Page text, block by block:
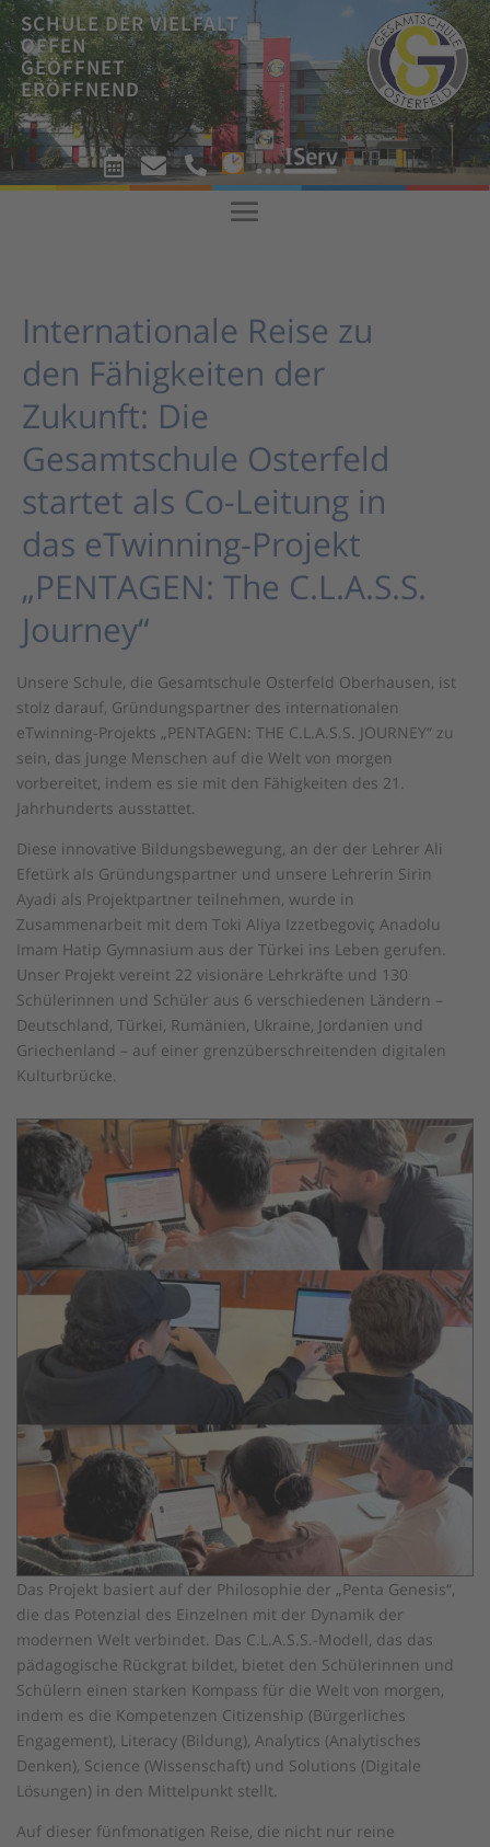
SCHULE DER VIELFALT
OFFEN
GEÖFFNET
ERÖFFNEND
   ! !
Internationale Reise zu
den Fähigkeiten der
Zukunft: Die
Gesamtschule Osterfeld
startet als Co-Leitung in
das eTwinning-Projekt
„PENTAGEN: The C.L.A.S.S.
Journey“
Unsere Schule, die Gesamtschule Osterfeld Oberhausen, ist
stolz darauf, Gründungspartner des internationalen
eTwinning-Projekts „PENTAGEN: THE C.L.A.S.S. JOURNEY“ zu
sein, das junge Menschen auf die Welt von morgen
vorbereitet, indem es sie mit den Fähigkeiten des 21.
Jahrhunderts ausstattet.
Diese innovative Bildungsbewegung, an der der Lehrer Ali
Efetürk als Gründungspartner und unsere Lehrerin Sirin
Ayadi als Projektpartner teilnehmen, wurde in
Zusammenarbeit mit dem Toki Aliya Izzetbegoviç Anadolu
Imam Hatip Gymnasium aus der Türkei ins Leben gerufen.
Unser Projekt vereint 22 visionäre Lehrkräfte und 130
Schülerinnen und Schüler aus 6 verschiedenen Ländern –
Deutschland, Türkei, Rumänien, Ukraine, Jordanien und
Griechenland – auf einer grenzüberschreitenden digitalen
Kulturbrücke.
Das Projekt basiert auf der Philosophie der „Penta Genesis“,
die das Potenzial des Einzelnen mit der Dynamik der
modernen Welt verbindet. Das C.L.A.S.S.-Modell, das das
pädagogische Rückgrat bildet, bietet den Schülerinnen und
Schülern einen starken Kompass für die Welt von morgen,
indem es die Kompetenzen Citizenship (Bürgerliches
Engagement), Literacy (Bildung), Analytics (Analytisches
Denken), Science (Wissenschaft) und Solutions (Digitale
Lösungen) in den Mittelpunkt stellt.
Auf dieser fünfmonatigen Reise, die nicht nur reine